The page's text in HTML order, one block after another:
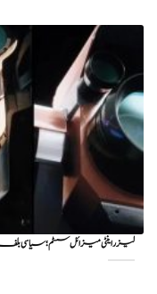
لیزر اینٹی میزائل سسٹم؛